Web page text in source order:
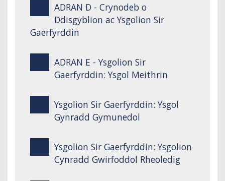
ADRAN D - Crynodeb o
Ddisgyblion ac Ysgolion Sir
Gaerfyrddin
ADRAN E - Ysgolion Sir
Gaerfyrddin: Ysgol Meithrin
Ysgolion Sir Gaerfyrddin: Ysgol
Gynradd Gymunedol
Ysgolion Sir Gaerfyrddin: Ysgolion
Cynradd Gwirfoddol Rheoledig